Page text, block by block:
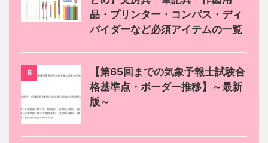
品・プリンター・コンパス・ディ
バイダーなど必須アイテムの一覧
8
【第65回までの気象予報士試験合
格基準点・ボーダー推移】～最新
版～